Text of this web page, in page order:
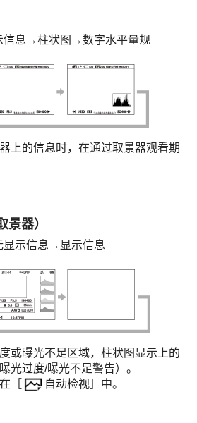
信息 →柱状图 →数字水平量规
上的信息时，在通过取景器观看期
景器）
显示信息 →显示信息
或曝光不足区域，柱状图显示上的
光过度/曝光不足警告）。
自动检视］ 中。